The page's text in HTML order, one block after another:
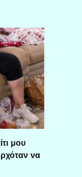
μου
να